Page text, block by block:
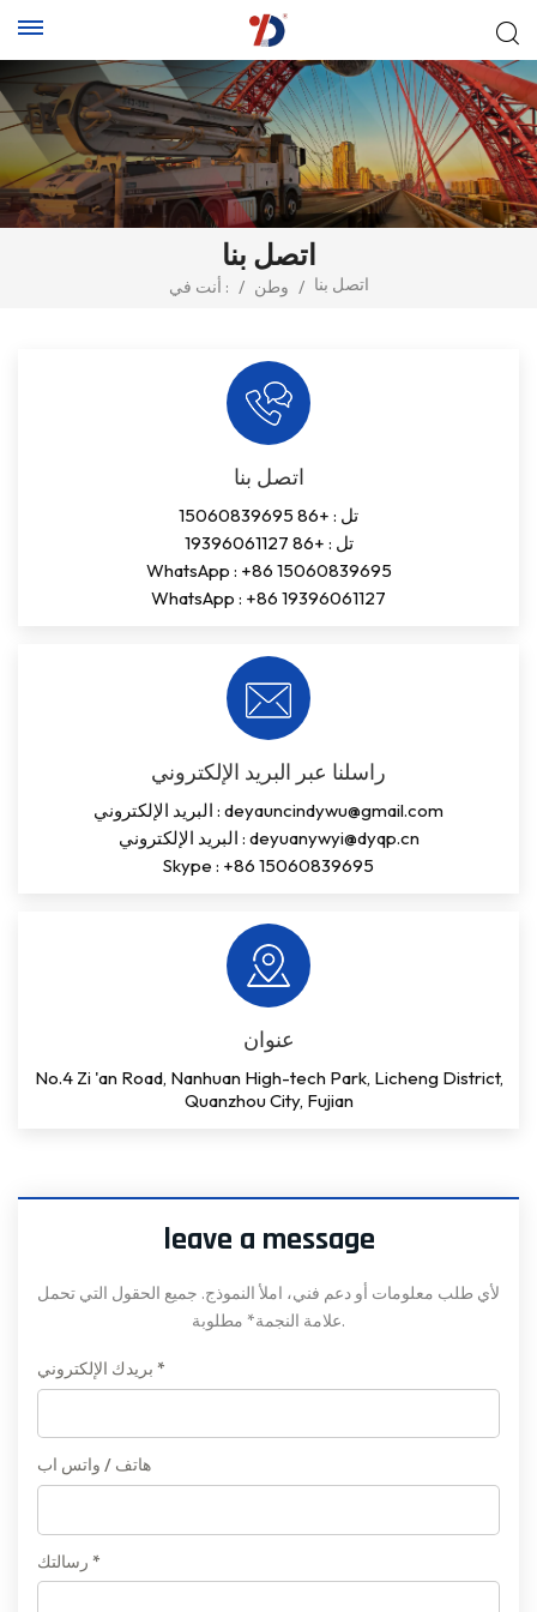
اتصل بنا
أنت في : / وطن / اتصل بنا
اتصل بنا
تل : +86 15060839695
تل : +86 19396061127
WhatsApp : +86 15060839695
WhatsApp : +86 19396061127
راسلنا عبر البريد الإلكتروني
البريد الإلكتروني : deyauncindywu@gmail.com
البريد الإلكتروني : deyuanywyi@dyqp.cn
Skype : +86 15060839695
عنوان
No.4 Zi 'an Road, Nanhuan High-tech Park, Licheng District,
Quanzhou City, Fujian
leave a message
لأي طلب معلومات أو دعم فني، املأ النموذج. جميع الحقول التي تحمل
علامة النجمة* مطلوبة.
بريدك الإلكتروني *
هاتف / واتس اب
رسالتك *